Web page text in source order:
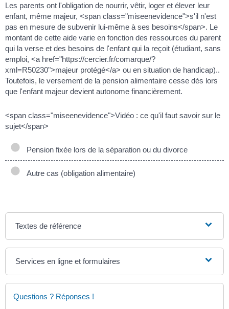
Les parents ont l'obligation de nourrir, vêtir, loger et élever leur
enfant, même majeur, <span class="miseenevidence">s'il n'est
pas en mesure de subvenir lui-même à ses besoins</span>. Le
montant de cette aide varie en fonction des ressources du parent
qui la verse et des besoins de l'enfant qui la reçoit (étudiant, sans
emploi, <a href="https://cercier.fr/comarque/?
xml=R50230">majeur protégé</a> ou en situation de handicap)..
Toutefois, le versement de la pension alimentaire cesse dès lors
que l'enfant majeur devient autonome financièrement.
<span class="miseenevidence">Vidéo : ce qu'il faut savoir sur le
sujet</span>
Pension fixée lors de la séparation ou du divorce
Autre cas (obligation alimentaire)
Textes de référence
Services en ligne et formulaires
Questions ? Réponses !